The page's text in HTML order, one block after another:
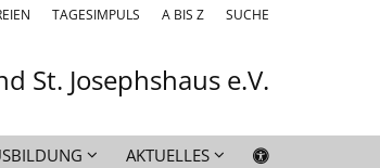
TAGESIMPULS A BIS Z SUCHE
St. Josephshaus e.V.
AKTUELLES